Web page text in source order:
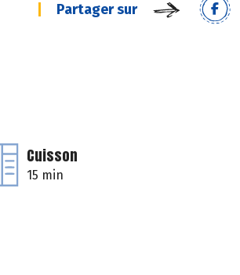
Partager sur
Cuisson
15 min